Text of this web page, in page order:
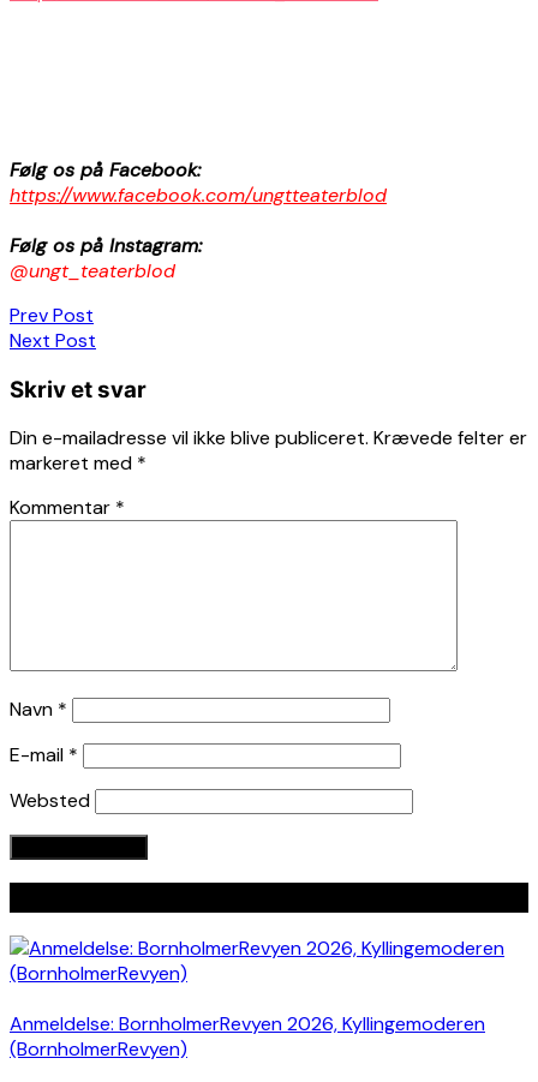
Følg os på Facebook:
https://www.facebook.com/ungtteaterblod
Følg os på Instagram:
@ungt_teaterblod
Indlægsnavigation
Prev Post
Next Post
Skriv et svar
Din e-mailadresse vil ikke blive publiceret. Krævede felter er
markeret med *
Kommentar *
Navn *
E-mail *
Websted
Anmeldelse: BornholmerRevyen 2026, Kyllingemoderen
(BornholmerRevyen)